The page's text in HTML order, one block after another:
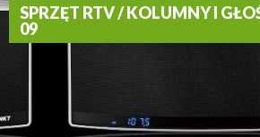
SPRZĘT RTV / KOLUMNY I
09